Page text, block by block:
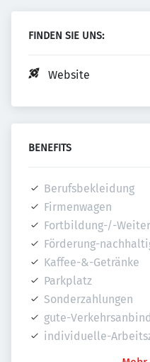
FINDEN SIE UNS:
Website
BENEFITS
Berufsbekleidung
Firmenwagen
Fortbildung-/-
Förderung-
Kaffee-&-Getränke
Parkplatz
Sonderzahlungen
gute-
individuelle-